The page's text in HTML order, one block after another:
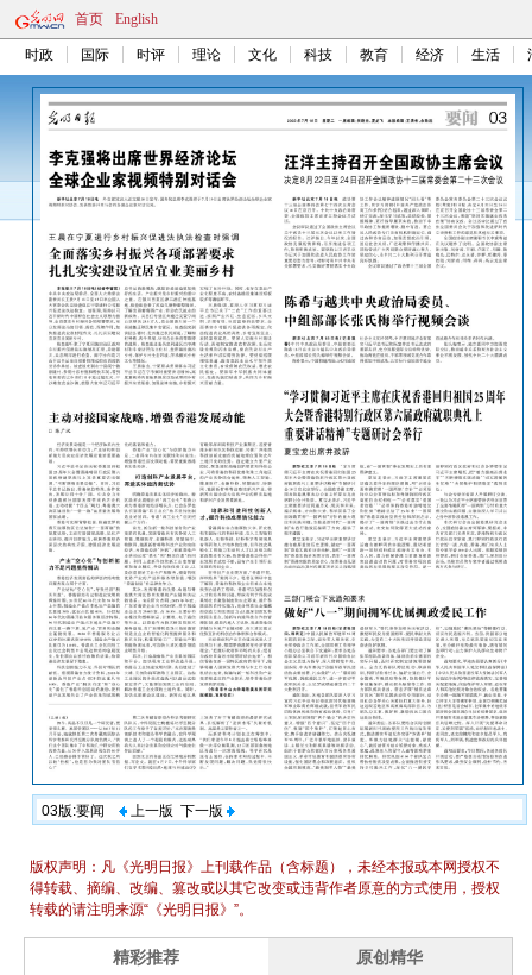
首页 English
时政 国际 时评 理论 文化 科技 教育 经济 生活
03版:要闻 上一版 下一版